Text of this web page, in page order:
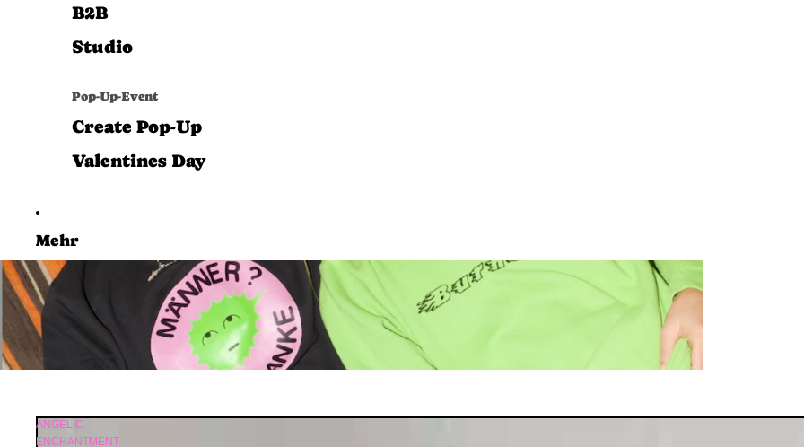
B2B
Studio
Pop-Up-Event
Create Pop-Up
Valentines Day
Mehr
ANGELIC
ENCHANTMENT